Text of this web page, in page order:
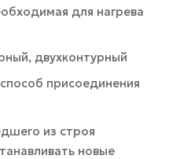
для нагрева
двухконтурный
присоединения
из строя
новые